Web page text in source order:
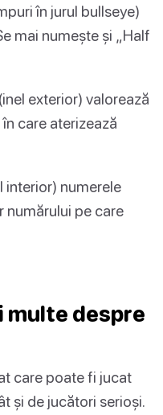
în jurul bullseye)
mai numește și „Half
(inel exterior) valorează
care aterizează
interior) numerele
numărului pe care
multe despre
care poate fi jucat
și de jucători serioși.